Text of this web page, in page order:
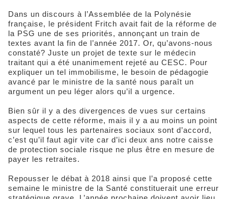
Dans un discours à l’Assemblée de la Polynésie
française, le président Fritch avait fait de la réforme de
la PSG une de ses priorités, annonçant un train de
textes avant la fin de l’année 2017. Or, qu’avons-nous
constaté? Juste un projet de texte sur le médecin
traitant qui a été unanimement rejeté au CESC. Pour
expliquer un tel immobilisme, le besoin de pédagogie
avancé par le ministre de la santé nous paraît un
argument un peu léger alors qu’il a urgence.
Bien sûr il y a des divergences de vues sur certains
aspects de cette réforme, mais il y a au moins un point
sur lequel tous les partenaires sociaux sont d’accord,
c’est qu’il faut agir vite car d’ici deux ans notre caisse
de protection sociale risque ne plus être en mesure de
payer les retraites.
Repousser le débat à 2018 ainsi que l’a proposé cette
semaine le ministre de la Santé constituerait une erreur